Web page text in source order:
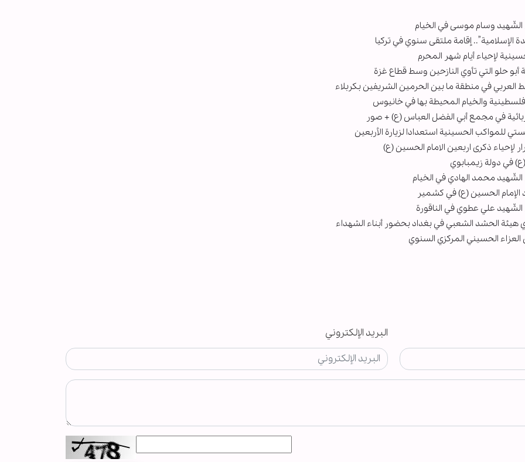
وسام موسى في الخيام
إقامة ملتقى سنوي في تركيا
لإحياء أيام شهر المحرم
حلو التي تأوي النازحين وسط قطاع غزة
في منطقة ما بين الحرمين الشريفين بكربلاء
والخيام المحيطة بها في خانيوس
في مجمع أبي الفضل العباس (ع) + صور
للمواكب الحسينية استعدادا لزيارة الأربعين
لإحياء ذكرى اربعين الامام الحسين (ع)
في دولة زيمبابوي
محمد الهادي في الخيام
الحسين (ع) في كشمير
علي عطوي في الناقورة
هيئة الحشد الشعبي في بغداد بحضور أبناء الشهداء
الحسيني المركزي السنوي
البريد الإلكتروني